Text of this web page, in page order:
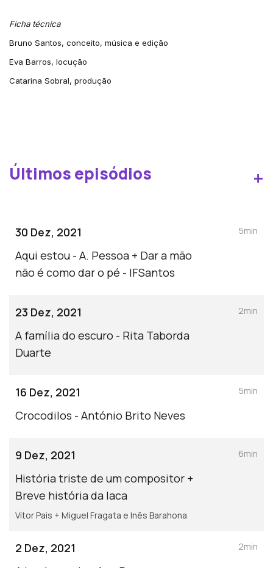
Ficha técnica
Bruno Santos, conceito, música e edição
Eva Barros, locução
Catarina Sobral, produção
Últimos episódios +
30 Dez, 2021
Aqui estou - A. Pessoa + Dar a mão
não é como dar o pé - IFSantos
5min
23 Dez, 2021
A família do escuro - Rita Taborda
Duarte
2min
16 Dez, 2021
Crocodilos - António Brito Neves
5min
9 Dez, 2021
História triste de um compositor +
Breve história da laca
Vítor Pais + Miguel Fragata e Inês Barahona
6min
2 Dez, 2021
2min